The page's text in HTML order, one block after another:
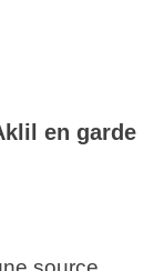
en garde